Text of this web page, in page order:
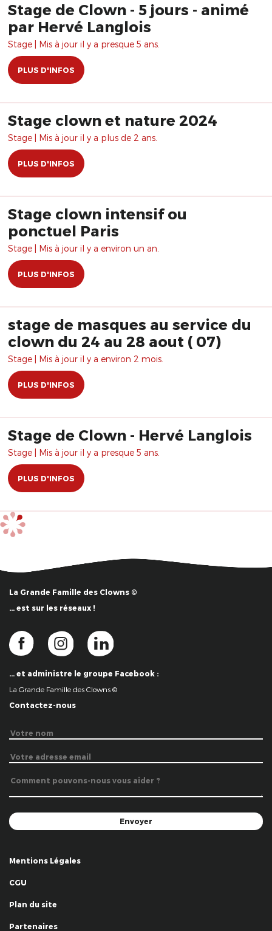
Stage de Clown - 5 jours - animé
par Hervé Langlois
Stage | Mis à jour il y a presque 5 ans.
PLUS D'INFOS
Stage clown et nature 2024
Stage | Mis à jour il y a plus de 2 ans.
PLUS D'INFOS
Stage clown intensif ou
ponctuel Paris
Stage | Mis à jour il y a environ un an.
PLUS D'INFOS
stage de masques au service du
clown du 24 au 28 aout ( 07)
Stage | Mis à jour il y a environ 2 mois.
PLUS D'INFOS
Stage de Clown - Hervé Langlois
Stage | Mis à jour il y a presque 5 ans.
PLUS D'INFOS
La Grande Famille des Clowns ©
… est sur les réseaux !
… et administre le groupe Facebook :
La Grande Famille des Clowns ©
Contactez-nous
Mentions Légales
CGU
Plan du site
Partenaires